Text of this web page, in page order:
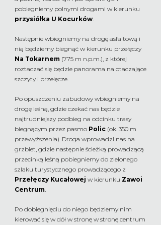
pobiegniemy polnymi drogami w kierunku
przysiółka U Kocurków.
Następnie wbiegniemy na drogę asfaltową i
nią będziemy biegnąć w kierunku przełęczy
Na Tokarnem (775 m n.p.m.), z której
roztaczać się będzie panorama na otaczające
szczyty i przełęcze.
Po opuszczeniu zabudowy wbiegniemy na
drogę leśną, gdzie czekać nas będzie
najtrudniejszy podbieg na odcinku trasy
biegnącym przez pasmo Polic (ok. 350 m
przewyższenia). Droga wprowadzi nas na
grzbiet, gdzie następnie ścieżką prowadzącą
przecinką leśną pobiegniemy do zielonego
szlaku turystycznego prowadzącego z
Przełęczy Kucałowej w kierunku Zawoi
Centrum.
Po dobiegnięciu do niego będziemy nim
kierować się w dół w stronę w stronę centrum